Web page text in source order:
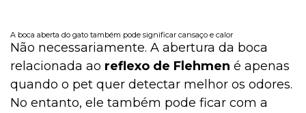
A boca aberta do gato também pode significar cansaço e calor
Não necessariamente. A abertura da boca
relacionada ao reflexo de Flehmen é apenas
quando o pet quer detectar melhor os odores.
No entanto, ele também pode ficar com a